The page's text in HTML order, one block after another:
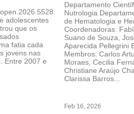
adolescentes
que os
fatia cada
jovens nas
Entre 2007 e
Departamento
Nutrologia
de Hematologia e
Coordenadoras:
Suano de Souza,
Aparecida Pellegrini
Membros: Carlos
Moraes, Cecilia
Christiane Araújo
Clarissa Barros...
Feb 16, 2026